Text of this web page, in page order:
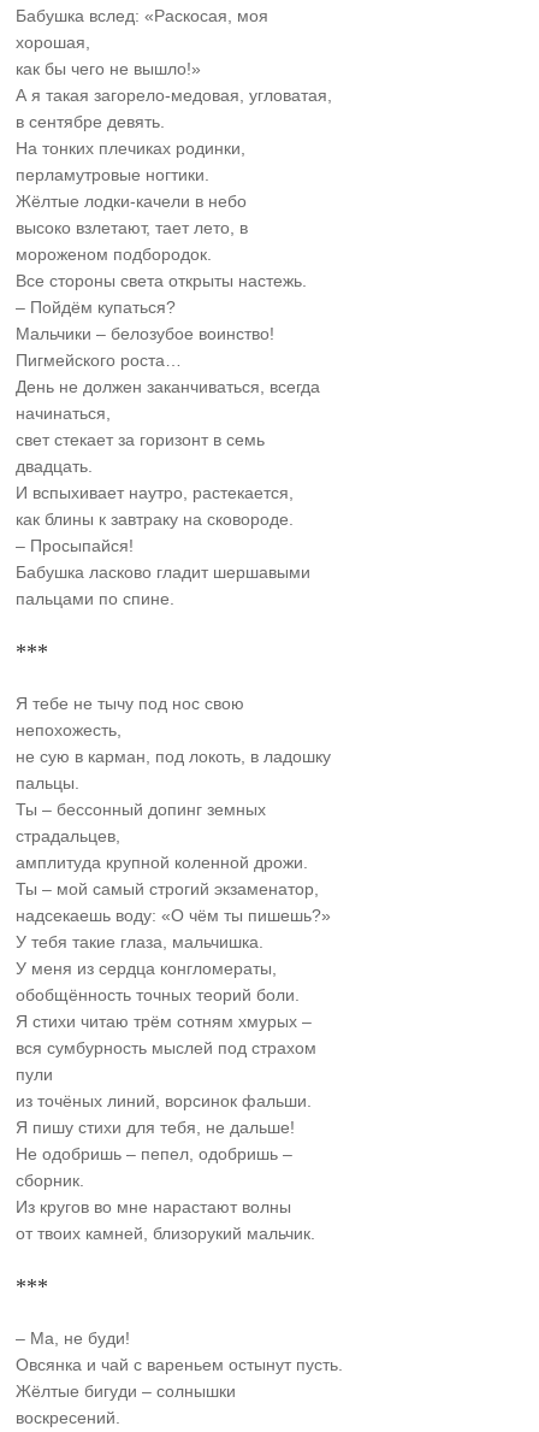
Бабушка вслед: «Раскосая, моя
хорошая,
как бы чего не вышло!»
А я такая загорело-медовая, угловатая,
в сентябре девять.
На тонких плечиках родинки,
перламутровые ногтики.
Жёлтые лодки-качели в небо
высоко взлетают, тает лето, в
мороженом подбородок.
Все стороны света открыты настежь.
– Пойдём купаться?
Мальчики – белозубое воинство!
Пигмейского роста…
День не должен заканчиваться, всегда
начинаться,
свет стекает за горизонт в семь
двадцать.
И вспыхивает наутро, растекается,
как блины к завтраку на сковороде.
– Просыпайся!
Бабушка ласково гладит шершавыми
пальцами по спине.
***
Я тебе не тычу под нос свою
непохожесть,
не сую в карман, под локоть, в ладошку
пальцы.
Ты – бессонный допинг земных
страдальцев,
амплитуда крупной коленной дрожи.
Ты – мой самый строгий экзаменатор,
надсекаешь воду: «О чём ты пишешь?»
У тебя такие глаза, мальчишка.
У меня из сердца конгломераты,
обобщённость точных теорий боли.
Я стихи читаю трём сотням хмурых –
вся сумбурность мыслей под страхом
пули
из точёных линий, ворсинок фальши.
Я пишу стихи для тебя, не дальше!
Не одобришь – пепел, одобришь –
сборник.
Из кругов во мне нарастают волны
от твоих камней, близорукий мальчик.
***
– Ма, не буди!
Овсянка и чай с вареньем остынут пусть.
Жёлтые бигуди – солнышки
воскресений.